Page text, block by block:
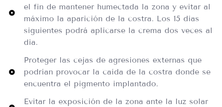
el fin de mantener humectada la zona y evitar al
máximo la aparición de la costra. Los 15 dias
siguientes podrá aplicarse la crema dos veces al
dia.
Proteger las cejas de agresiones externas que
podrían provocar la caída de la costra donde se
encuentra el pigmento implantado.
Evitar la exposición de la zona ante la luz solar